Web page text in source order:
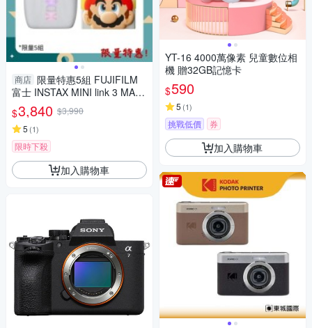
商店 限量特惠5組 FUJIFILM
富士 INSTAX MINI link 3 MARI
O 瑪利歐 特別版(LINK3，公司
貨)拍立得 手機印相機
$3,840 $3,990
5 (1)
限時下殺
加入購物車
YT-16 4000萬像素 兒童數位相
機 贈32GB記憶卡
$590
5 (1)
挑戰低價 券
加入購物車